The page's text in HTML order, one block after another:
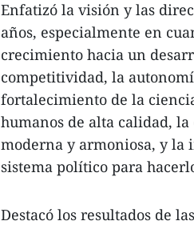
Enfatizó la visión y las
años, especialmente en
crecimiento hacia un
competitividad, la
fortalecimiento de la
humanos de alta calidad,
moderna y armoniosa, y la
sistema político para
Destacó los resultados de